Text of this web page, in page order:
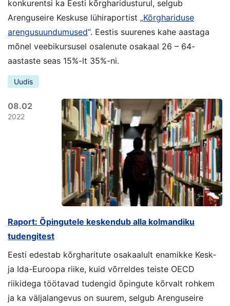
konkurentsi ka Eesti kõrgharidusturul, selgub
Arenguseire Keskuse lühiraportist „Kõrghariduse
arengusuundumused“. Eestis suurenes kahe aastaga
mõnel veebikursusel osalenute osakaal 26 – 64-
aastaste seas 15%-lt 35%-ni.
Uudis
08.02
2022
Raport: Õpingutele keskendub alla kolmandiku
tudengitest
Eesti edestab kõrgharitute osakaalult enamikke Kesk-
ja Ida-Euroopa riike, kuid võrreldes teiste OECD
riikidega töötavad tudengid õpingute kõrvalt rohkem
ja ka väljalangevus on suurem, selgub Arenguseire